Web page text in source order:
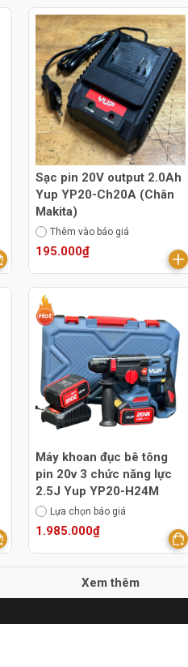
Sạc pin 20V output 2.0Ah
Yup YP20-Ch20A (Chân
Makita)
Thêm vào báo giá
195.000₫
Máy khoan đục bê tông
pin 20v 3 chức năng lực
2.5J Yup YP20-H24M
Lựa chọn báo giá
1.985.000₫
Xem thêm